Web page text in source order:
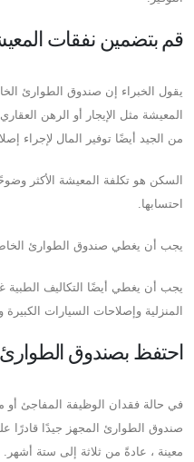
قم بتضمين نفقات
يقول الخبراء إن صندوق الطوارئ
المعيشة مثل الإيجار أو الرهن
من الجيد أيضًا توفير المال لإجراء
السكن هو تكلفة المعيشة الأكثر
احتسابها.
يجب أن يغطي صندوق الطوارئ
يجب أن يغطي أيضًا التكاليف الطبية
المنزلية وإصلاحات السيارات الكبيرة
احتفظ بصندوق
في حالة فقدان الوظيفة المفاجئ
صندوق الطوارئ المجهز جيدًا قادرًا
معينة ، عادةً من ثلاثة إلى ستة